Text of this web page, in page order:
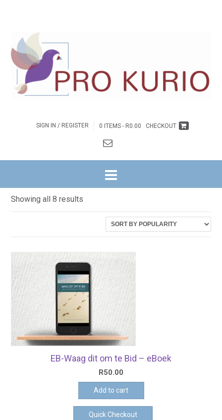
SIGN IN / REGISTER 0 ITEMS - R0.00 CHECKOUT
Showing all 8 results
EB-Waag dit om te Bid – eBoek
R50.00
Add to cart
Quick Checkout